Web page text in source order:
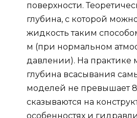
поверхности.
глубина, с которой
жидкость таким
м (при нормальном
давлении). На практике
глубина всасывания
моделей не превышает
сказываются на
особенностях и